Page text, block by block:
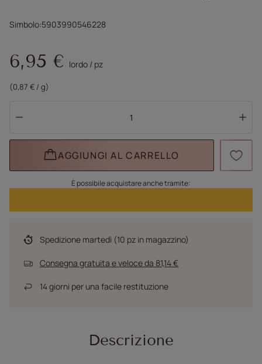
Simbolo 5903990546228
6,95 € lordo / pz
(0,87 € / g)
AGGIUNGI AL CARRELLO
È possibile acquistare anche tramite:
Spedizione martedì (10 pz in magazzino)
Consegna gratuita e veloceda 81,14 €
14giorni per una facile restituzione
Descrizione